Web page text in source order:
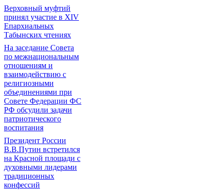
Верховный муфтий
принял участие в ХIV
Епархиальных
Табынских чтениях
На заседание Совета
по межнациональным
отношениям и
взаимодействию с
религиозными
объединениями при
Совете Федерации ФС
РФ обсудили задачи
патриотического
воспитания
Президент России
В.В.Путин встретился
на Красной площади с
духовными лидерами
традиционных
конфессий